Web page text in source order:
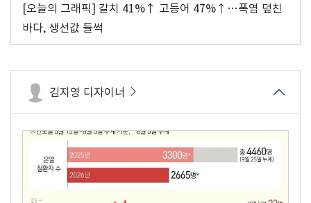
[오늘의 그래픽] 갈치 41%↑ 고등어 47%↑…폭염 덮친
바다, 생선값 들썩
김지영 디자이너